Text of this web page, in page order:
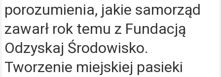
porozumienia, jakie samorząd
zawarł rok temu z Fundacją
Odzyskaj Środowisko.
Tworzenie miejskiej pasieki